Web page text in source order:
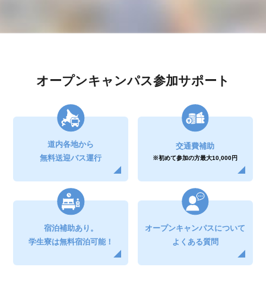
オープンキャンパス参加サポート
道内各地から
無料送迎バス運行
交通費補助
※初めて参加の方最大10,000円
宿泊補助あり。
学生寮は無料宿泊可能！
オープンキャンパスについて
よくある質問